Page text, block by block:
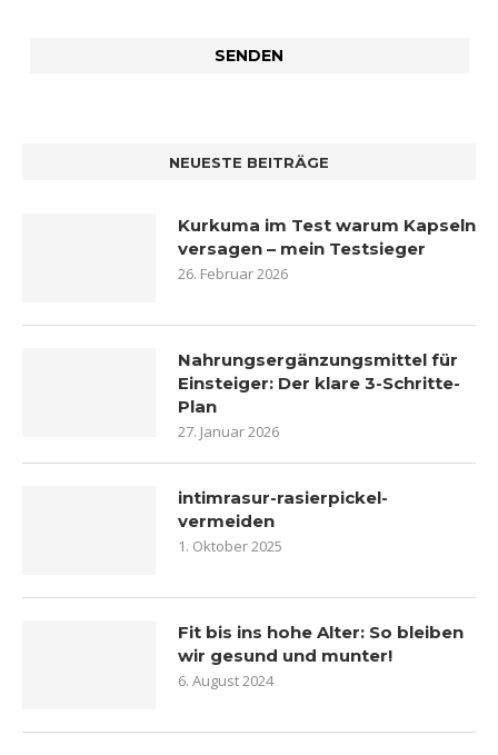
NEUESTE BEITRÄGE
Kurkuma im Test warum Kapseln
versagen – mein Testsieger
26. Februar 2026
Nahrungsergänzungsmittel für
Einsteiger: Der klare 3-Schritte-
Plan
27. Januar 2026
intimrasur-rasierpickel-
vermeiden
1. Oktober 2025
Fit bis ins hohe Alter: So bleiben
wir gesund und munter!
6. August 2024